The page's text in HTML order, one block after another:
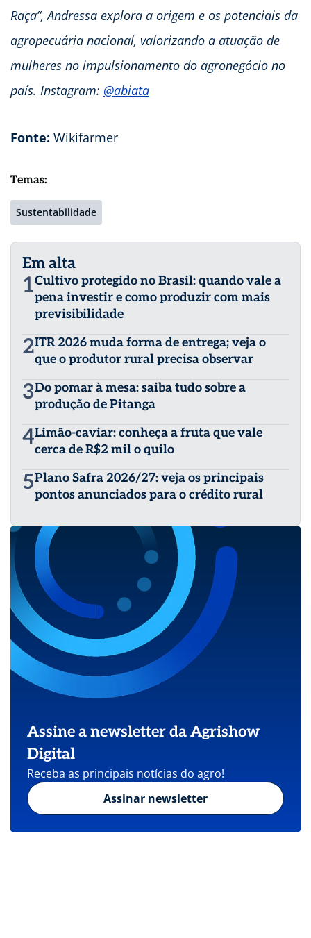
Raça”, Andressa explora a origem e os potenciais da
agropecuária nacional, valorizando a atuação de
mulheres no impulsionamento do agronegócio no
país. Instagram: @abiata
Fonte: Wikifarmer
Temas:
Sustentabilidade
Em alta
1Cultivo protegido no Brasil: quando vale a
pena investir e como produzir com mais
previsibilidade
2ITR 2026 muda forma de entrega; veja o
que o produtor rural precisa observar
3Do pomar à mesa: saiba tudo sobre a
produção de Pitanga
4Limão-caviar: conheça a fruta que vale
cerca de R$2 mil o quilo
5Plano Safra 2026/27: veja os principais
pontos anunciados para o crédito rural
Assine a newsletter da Agrishow
Digital
Receba as principais notícias do agro!
Assinar newsletter